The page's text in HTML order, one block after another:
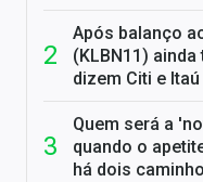
Após balanço
(KLBN11)
dizem Citi e Itaú
Quem será a
quando o
há dois